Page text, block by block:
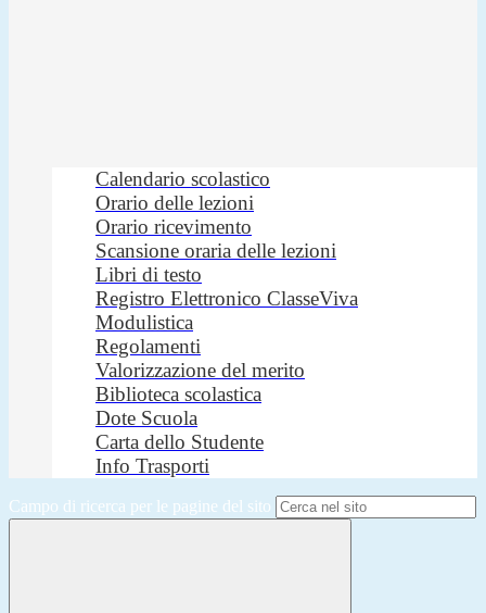
Calendario scolastico
Orario delle lezioni
Orario ricevimento
Scansione oraria delle lezioni
Libri di testo
Registro Elettronico ClasseViva
Modulistica
Regolamenti
Valorizzazione del merito
Biblioteca scolastica
Dote Scuola
Carta dello Studente
Info Trasporti
Campo di ricerca per le pagine del sito